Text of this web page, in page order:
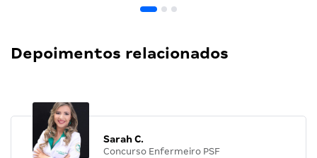
Depoimentos relacionados
Sarah C.
Concurso Enfermeiro PSF